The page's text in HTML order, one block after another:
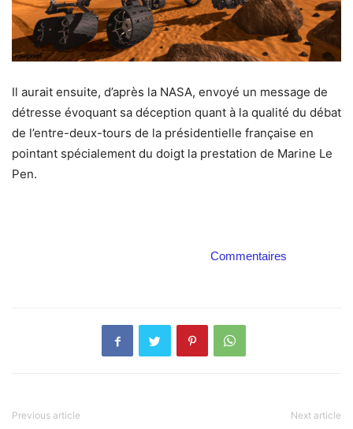
Il aurait ensuite, d’après la NASA, envoyé un message de
détresse évoquant sa déception quant à la qualité du débat
de l’entre-deux-tours de la présidentielle française en
pointant spécialement du doigt la prestation de Marine Le
Pen.
Commentaires
Previous article Next article